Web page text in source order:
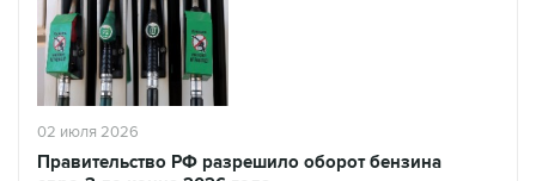
02 июля 2026
Правительство РФ разрешило оборот бензина